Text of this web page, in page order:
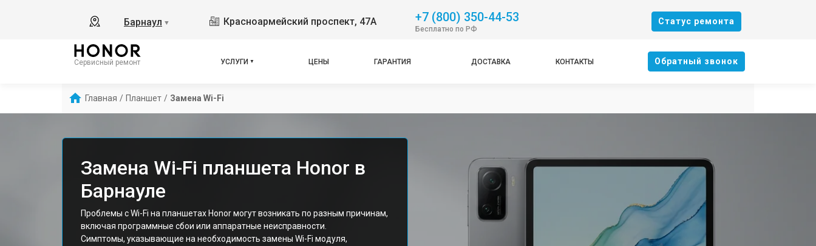
Барнаул ▼ Красноармейский проспект, 47А +7 (800) 350-44-53
Бесплатно по РФ
Cтатус ремонта
Сервисный ремонт УСЛУГИ ЦЕНЫ ГАРАНТИЯ ДОСТАВКА КОНТАКТЫ Oбратный звонок
Главная / Планшет / Замена Wi-Fi
Замена Wi-Fi планшета Honor в
Барнауле
Проблемы с Wi-Fi на планшетах Honor могут возникать по разным причинам,
включая программные сбои или аппаратные неисправности.
Симптомы, указывающие на необходимость замены Wi-Fi модуля,